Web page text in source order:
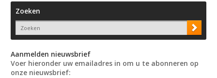
Zoeken
Aanmelden nieuwsbrief
Voer hieronder uw emailadres in om u te abonneren op
onze nieuwsbrief: